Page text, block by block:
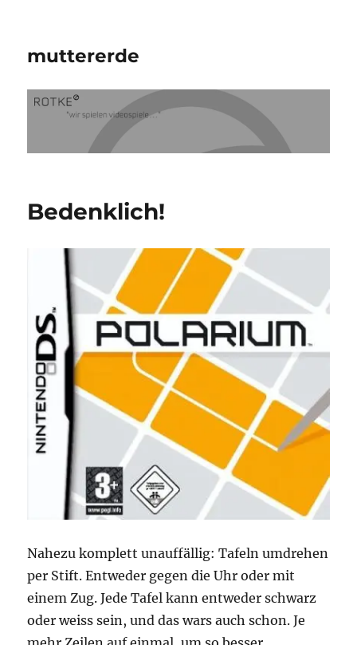
muttererde
Bedenklich!
Nahezu komplett unauffällig: Tafeln umdrehen
per Stift. Entweder gegen die Uhr oder mit
einem Zug. Jede Tafel kann entweder schwarz
oder weiss sein, und das wars auch schon. Je